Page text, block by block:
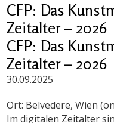
CFP: Das
Zeitalter – 2026
CFP: Das
Zeitalter – 2026
30.09.2025
Ort: Belvedere, Wien
Im digitalen Zeitalter